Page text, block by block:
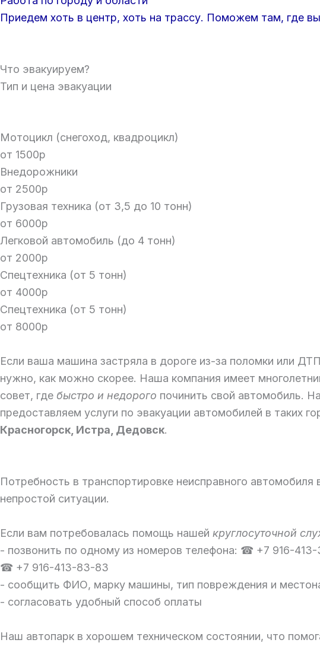
Приедем хоть в центр, хоть на трассу. Поможем там, где
Что эвакуируем?
Тип и цена эвакуации
Мотоцикл (снегоход, квадроцикл)
от 1500р
Внедорожники
от 2500р
Грузовая техника (от 3,5 до 10 тонн)
от 6000р
Легковой автомобиль (до 4 тонн)
от 2000р
Спецтехника (от 5 тонн)
от 4000р
Спецтехника (от 5 тонн)
от 8000р
Если ваша машина застряла в дороге из-за поломки или
нужно, как можно скорее. Наша компания имеет
совет, где быстро и недорого починить свой
предоставляем услуги по эвакуации автомобилей в таких
Красногорск, Истра, Дедовск.
Потребность в транспортировке неисправного
непростой ситуации.
Если вам потребовалась помощь нашей круглосуточной
- позвонить по одному из номеров телефона: ☎ +7 916-
☎ +7 916-413-83-83
- сообщить ФИО, марку машины, тип повреждения и
- согласовать удобный способ оплаты
Наш автопарк в хорошем техническом состоянии, что